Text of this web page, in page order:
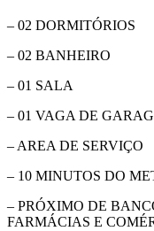
– 02 DORMITÓRIOS
– 02 BANHEIRO
– 01 SALA
– 01 VAGA DE
– AREA DE SERVIÇO
– 10 MINUTOS DO
– PRÓXIMO DE
FARMÁCIAS E